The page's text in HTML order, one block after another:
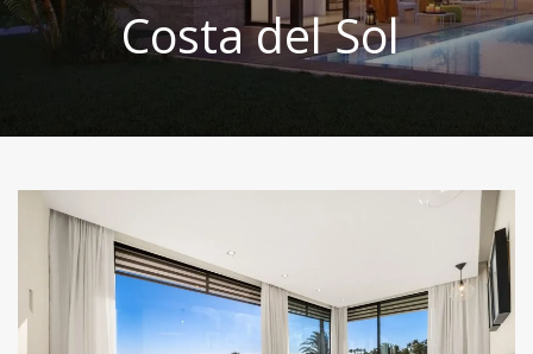
Costa del Sol